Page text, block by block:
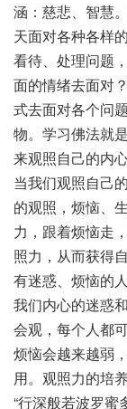
涵：慈悲、智慧
天面对各种各样
看待、处理问题
面的情绪去面对
式去面对各个问
物。学习佛法就
来观照自己的内心
当我们观照自己
的观照，烦恼、
力，跟着烦恼走
照力，从而获得
有迷惑、烦恼的
我们内心的迷惑
会观，每个人都
烦恼会越来越弱
用。观照力的培
“行深般若波罗蜜